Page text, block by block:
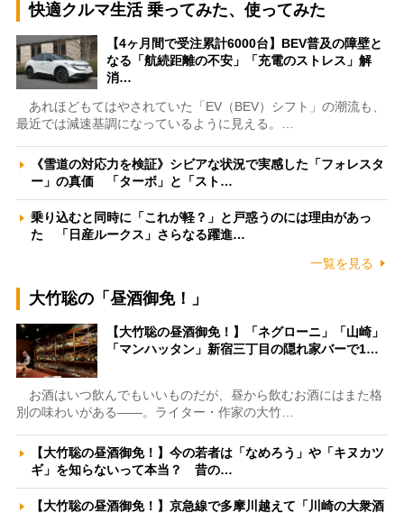
快適クルマ生活 乗ってみた、使ってみた
【4ヶ月間で受注累計6000台】BEV普及の障壁と
なる「航続距離の不安」「充電のストレス」解
消…
あれほどもてはやされていた「EV（BEV）シフト」の潮流も、
最近では減速基調になっているように見える。…
《雪道の対応力を検証》シビアな状況で実感した「フォレスタ
ー」の真価 「ターボ」と「スト…
乗り込むと同時に「これが軽？」と戸惑うのには理由があっ
た 「日産ルークス」さらなる躍進…
一覧を見る
大竹聡の「昼酒御免！」
【大竹聡の昼酒御免！】「ネグローニ」「山崎」
「マンハッタン」新宿三丁目の隠れ家バーで1…
お酒はいつ飲んでもいいものだが、昼から飲むお酒にはまた格
別の味わいがある――。ライター・作家の大竹…
【大竹聡の昼酒御免！】今の若者は「なめろう」や「キヌカツ
ギ」を知らないって本当？ 昔の…
【大竹聡の昼酒御免！】京急線で多摩川越えて「川崎の大衆酒